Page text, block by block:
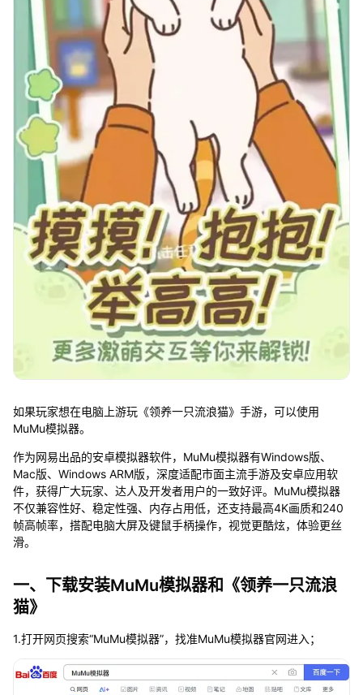
如果玩家想在电脑上游玩《领养一只流浪猫》手游，可以使用
MuMu模拟器。
作为网易出品的安卓模拟器软件，MuMu模拟器有Windows版、
Mac版、Windows ARM版，深度适配市面主流手游及安卓应用软
件，获得广大玩家、达人及开发者用户的一致好评。MuMu模拟器
不仅兼容性好、稳定性强、内存占用低，还支持最高4K画质和240
帧高帧率，搭配电脑大屏及键鼠手柄操作，视觉更酷炫，体验更丝
滑。
一、下载安装MuMu模拟器和《领养一只流浪
猫》
1.打开网页搜索“MuMu模拟器”，找准MuMu模拟器官网进入；